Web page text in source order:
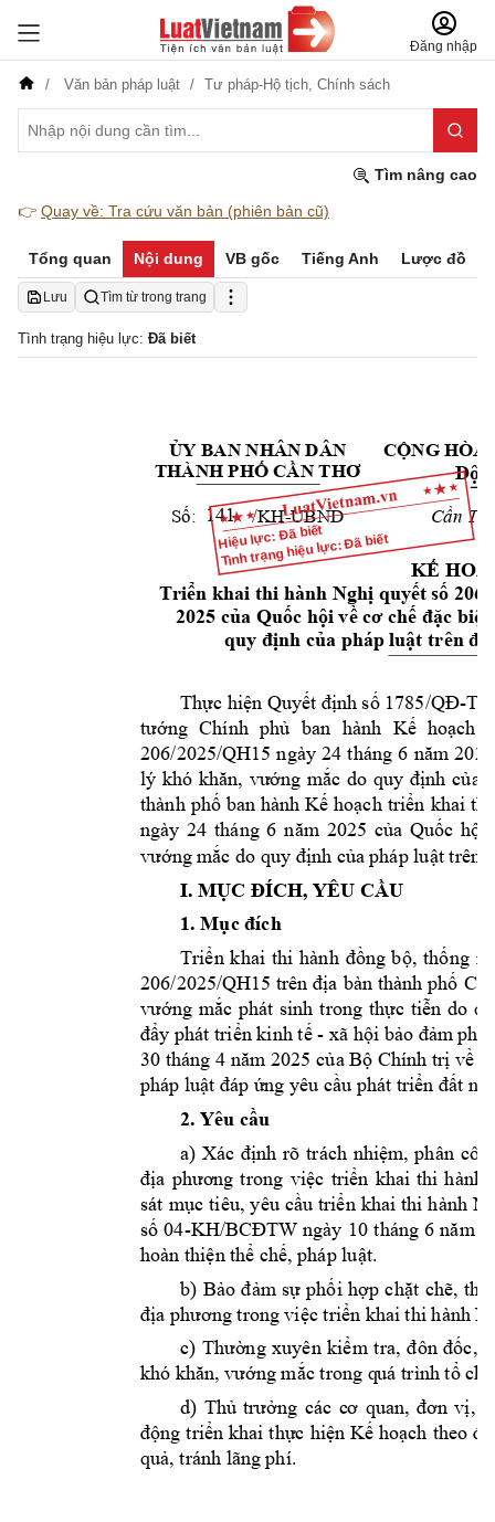
Đăng nhập
Văn bản pháp luật Tư pháp-Hộ tịch, Chính sách
Tìm nâng cao
👉 Quay về: Tra cứu văn bản (phiên bản cũ)
Tổng quan Nội dung VB gốc Tiếng Anh Lược đồ
Lưu Tìm từ trong trang
Tình trạng hiệu lực: Đã biết
Hiệu lực: Đã biết
Tình trạng hiệu lực: Đã biết
ỦY BAN NHÂN DÂN
CỘNG HÒA
THÀNH PHỐ CẦN THƠ Độc
Số: /KH-UBND Cần
KẾ
Triển khai thi hành Nghị quyết số
2025 của Quốc hội về cơ chế đặc biệt
quy định của pháp luật trên
Thực hiện Quyết định số 1785/QĐ-
tướng Chính phủ ban hành Kế hoạch
206/2025/QH15 ngày 24 tháng 6 năm
lý khó khăn, vướng mắc do quy định của
thành phố ban hành Kế hoạch triển khai
ngày 24 tháng 6 năm 2025 của Quốc hội
vướng mắc do quy định của pháp luật trên
I. MỤC ĐÍCH, YÊU CẦU
1. Mục đích
Triển khai thi hành đồng bộ, thống
206/2025/QH15 trên địa bàn thành phố
vướng mắc phát sinh trong thực tiễn do
đẩy phát triển kinh tế - xã hội bảo đảm phù
30 tháng 4 năm 2025 của Bộ Chính trị về
pháp luật đáp ứng yêu cầu phát triển đất n
2. Yêu cầu
a) Xác định rõ trách nhiệm, phân
địa phương trong việc triển khai thi hành
sát mục tiêu, yêu cầu triển khai thi hành
số 04-KH/BCĐTW ngày 10 tháng 6 năm
hoàn thiện thể chế, pháp luật.
b) Bảo đảm sự phối hợp chặt chẽ,
địa phương trong việc triển khai thi hành N
c) Thường xuyên kiểm tra, đôn đốc,
khó khăn, vướng mắc trong quá trình tổ
d) Thủ trưởng các cơ quan, đơn vị,
động triển khai thực hiện Kế hoạch theo
quả, tránh lãng phí.
141